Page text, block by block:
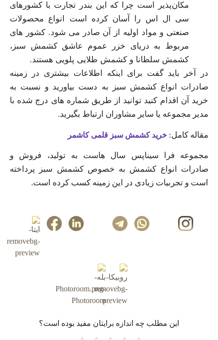
مکان‌پذیر است چرا که این بندر تجارت با کشورهای
سی ال اس را آسان کرده است انواع محصولات
صنعتی و مواد اولیه از آن صادر می‌ شود. کشور های
مربوط به دریای خزر عموم عاشق کشمش سبز،
کشمش سلطانا و کشمش طلایی پلویی هستند.
در آخر باید گفت برای اینکه اطلاعات بیشتری در زمینه
صادرات انواع کشمش سبز به دست بیاورید و نسبت به
خرید آن اقدام کنید ‌توانید از طریق شماره‌ های درج شده با
مدیر مجموعه یا سایر مشاوران ارتباط بگیرید.
مقاله کامل: خرید کشمش سبز قلمی کاشمر
مجموعه فرا سیناپس سال‌ هاست به تولید، فروش و
صادرات انواع کشمش به خصوص کشمش سبز پرداخته
است و تجربیات زیادی در این زمینه کسب کرده است.
این مطلب چه‌ اندازه برایتان مفید بوده است؟